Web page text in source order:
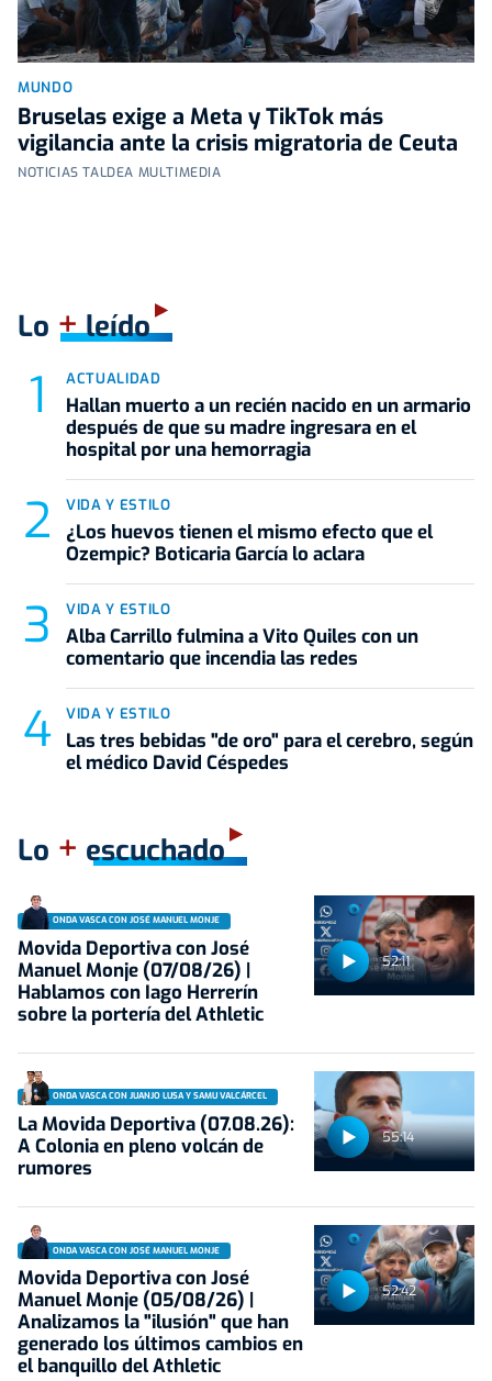
MUNDO
Bruselas exige a Meta y TikTok más
vigilancia ante la crisis migratoria de Ceuta
NOTICIAS TALDEA MULTIMEDIA
Lo +leído
ACTUALIDAD
Hallan muerto a un recién nacido en un armario
después de que su madre ingresara en el
hospital por una hemorragia
VIDA Y ESTILO
¿Los huevos tienen el mismo efecto que el
Ozempic? Boticaria García lo aclara
VIDA Y ESTILO
Alba Carrillo fulmina a Vito Quiles con un
comentario que incendia las redes
VIDA Y ESTILO
Las tres bebidas "de oro" para el cerebro, según
el médico David Céspedes
Lo + escuchado
52:11
ONDA VASCA CON JOSÉ MANUEL MONJE
Movida Deportiva con José
Manuel Monje (07/08/26) |
Hablamos con Iago Herrerín
sobre la portería del Athletic
55:14
ONDA VASCA CON JUANJO LUSA Y SAMU VALCÁRCEL
La Movida Deportiva (07.08.26):
A Colonia en pleno volcán de
rumores
52:42
ONDA VASCA CON JOSÉ MANUEL MONJE
Movida Deportiva con José
Manuel Monje (05/08/26) |
Analizamos la "ilusión" que han
generado los últimos cambios en
el banquillo del Athletic